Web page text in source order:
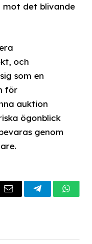
mot det blivande
och
som en
för
auktion
ögonblick
genom
Email Telegram